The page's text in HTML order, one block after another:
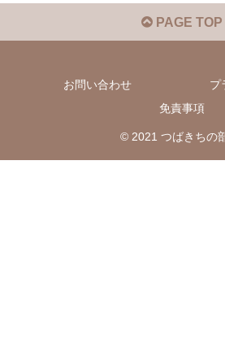
PAGE TOP
お問い合わせ
プ
免責事項
© 2021 つばきちの